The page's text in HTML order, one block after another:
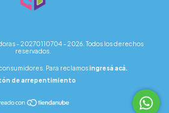
- 20270110704 - 2026. Todos los derechos
reservados.
Para reclamosingresá acá.
de arrepentimiento